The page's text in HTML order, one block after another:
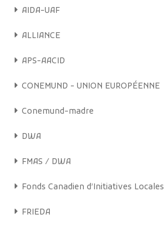
AIDA-UAF
ALLIANCE
APS-AACID
CONEMUND - UNION EUROPÉENNE
Conemund-madre
DWA
FMAS / DWA
Fonds Canadien d’Initiatives Locales
FRIEDA